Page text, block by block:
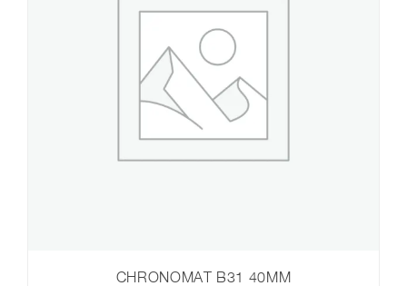
CHRONOMAT B31 40MM